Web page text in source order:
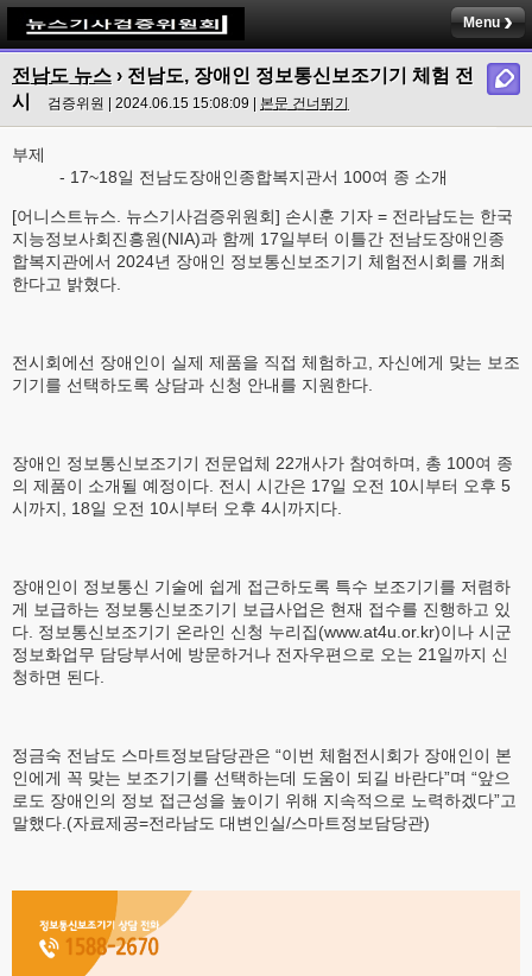
Menu
전남도 뉴스 › 전남도, 장애인 정보통신보조기기 체험 전
시
검증위원 | 2024.06.15 15:08:09 | 본문 건너뛰기
부제
- 17~18일 전남도장애인종합복지관서 100여 종 소개
[어니스트뉴스. 뉴스기사검증위원회] 손시훈 기자 = 전라남도는 한국
지능정보사회진흥원(NIA)과 함께 17일부터 이틀간 전남도장애인종
합복지관에서 2024년 장애인 정보통신보조기기 체험전시회를 개최
한다고 밝혔다.
전시회에선 장애인이 실제 제품을 직접 체험하고, 자신에게 맞는 보조
기기를 선택하도록 상담과 신청 안내를 지원한다.
장애인 정보통신보조기기 전문업체 22개사가 참여하며, 총 100여 종
의 제품이 소개될 예정이다. 전시 시간은 17일 오전 10시부터 오후 5
시까지, 18일 오전 10시부터 오후 4시까지다.
장애인이 정보통신 기술에 쉽게 접근하도록 특수 보조기기를 저렴하
게 보급하는 정보통신보조기기 보급사업은 현재 접수를 진행하고 있
다. 정보통신보조기기 온라인 신청 누리집(www.at4u.or.kr)이나 시군
정보화업무 담당부서에 방문하거나 전자우편으로 오는 21일까지 신
청하면 된다.
정금숙 전남도 스마트정보담당관은 “이번 체험전시회가 장애인이 본
인에게 꼭 맞는 보조기기를 선택하는데 도움이 되길 바란다”며 “앞으
로도 장애인의 정보 접근성을 높이기 위해 지속적으로 노력하겠다”고
말했다.(자료제공=전라남도 대변인실/스마트정보담당관)